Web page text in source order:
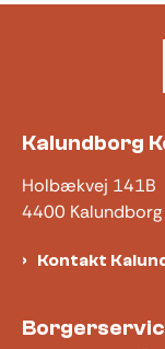
Kalundborg
Holbækvej 141B
4400 Kalundborg
Kontakt